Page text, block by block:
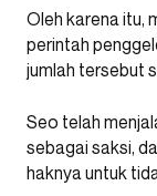
Oleh karena itu,
perintah
jumlah tersebut
Seo telah
sebagai saksi,
haknya untuk